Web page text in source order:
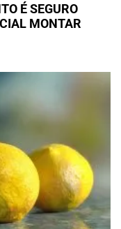
É SEGURO
MONTAR